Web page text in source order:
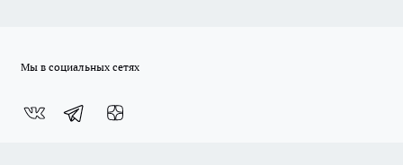
Мы в социальных сетях